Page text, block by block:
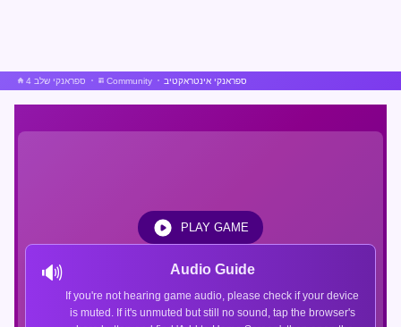
ספראנקי שלב 4 Community ספראנקי אינטראקטיב
🔊 Audio Guide
If you're not hearing game audio, please check if your device
is muted. If it's unmuted but still no sound, tap the browser's
PLAY GAME